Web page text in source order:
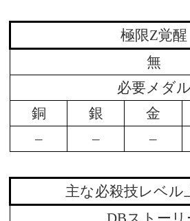
極限Z覚醒
無
必要メダル
銅
銀 金
–
– –
主な必殺技レベル